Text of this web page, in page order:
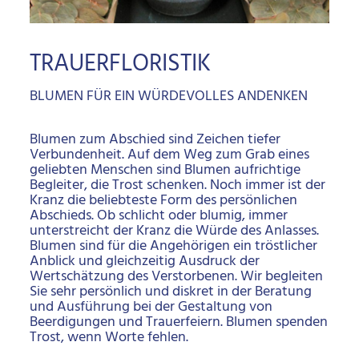
TRAUERFLORISTIK
BLUMEN FÜR EIN WÜRDEVOLLES ANDENKEN
Blumen zum Abschied sind Zeichen tiefer
Verbundenheit. Auf dem Weg zum Grab eines
geliebten Menschen sind Blumen aufrichtige
Begleiter, die Trost schenken. Noch immer ist der
Kranz die beliebteste Form des persönlichen
Abschieds. Ob schlicht oder blumig, immer
unterstreicht der Kranz die Würde des Anlasses.
Blumen sind für die Angehörigen ein tröstlicher
Anblick und gleichzeitig Ausdruck der
Wertschätzung des Verstorbenen. Wir begleiten
Sie sehr persönlich und diskret in der Beratung
und Ausführung bei der Gestaltung von
Beerdigungen und Trauerfeiern. Blumen spenden
Trost, wenn Worte fehlen.